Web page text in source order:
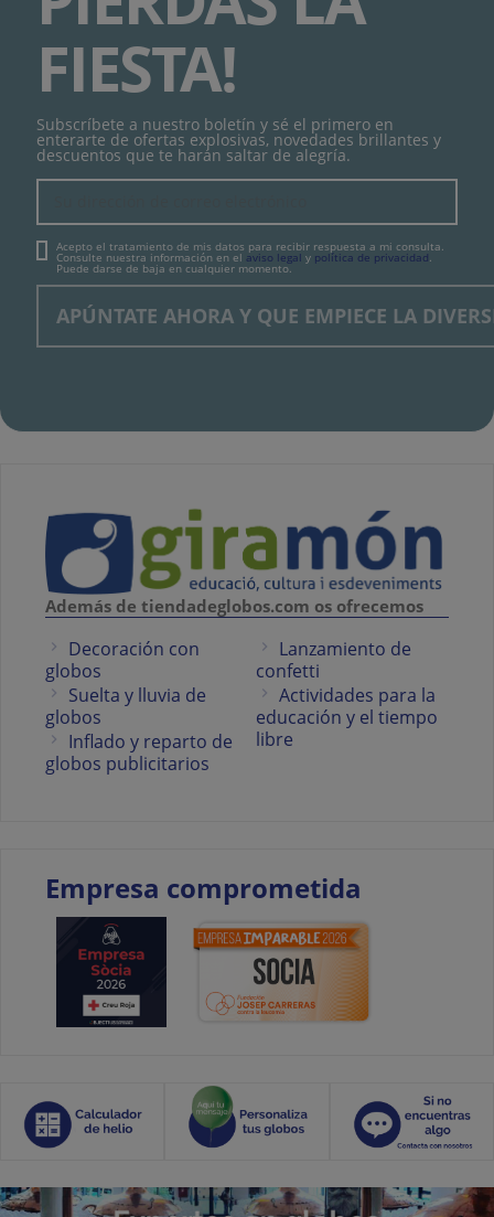
FIESTA!
Subscríbete a nuestro boletín y sé el primero en
enterarte de ofertas explosivas, novedades brillantes y
descuentos que te harán saltar de alegría.
Acepto el tratamiento de mis datos para recibir respuesta a mi consulta.
Consulte nuestra información en el aviso legal y política de privacidad
Puede darse de baja en cualquier momento.
Además de tiendadeglobos.com os ofrecemos
Decoración con
globos
Suelta y lluvia de
globos
Inflado y reparto de
globos publicitarios
Lanzamiento de
confetti
Actividades para la
educación y el tiempo
libre
Empresa comprometida